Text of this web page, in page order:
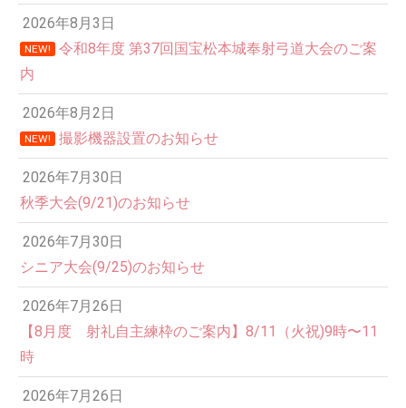
2026年8月3日
NEW!
令和8年度 第37回国宝松本城奉射弓道大会のご案
内
2026年8月2日
NEW! 撮影機器設置のお知らせ
2026年7月30日
秋季大会(9/21)のお知らせ
2026年7月30日
シニア大会(9/25)のお知らせ
2026年7月26日
【8月度 射礼自主練枠のご案内】8/11（火祝)9時〜11
時
2026年7月26日
12:00 AM
1:00 AM